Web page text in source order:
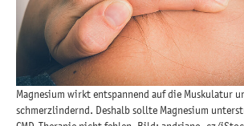
Magnesium wirkt entspannend auf die Muskulatur
schmerzlindernd. Deshalb sollte Magnesium